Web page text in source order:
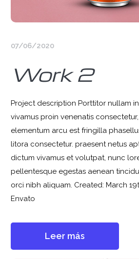
07/06/2020
Work 2
Project description Porttitor nullam
vivamus proin venenatis
elementum arcu est fringilla
litora consectetur. praesent netus
dictum vivamus et volutpat, nunc
pellentesque egestas aenean
orci nibh aliquam. Created: March
Envato
Leer más